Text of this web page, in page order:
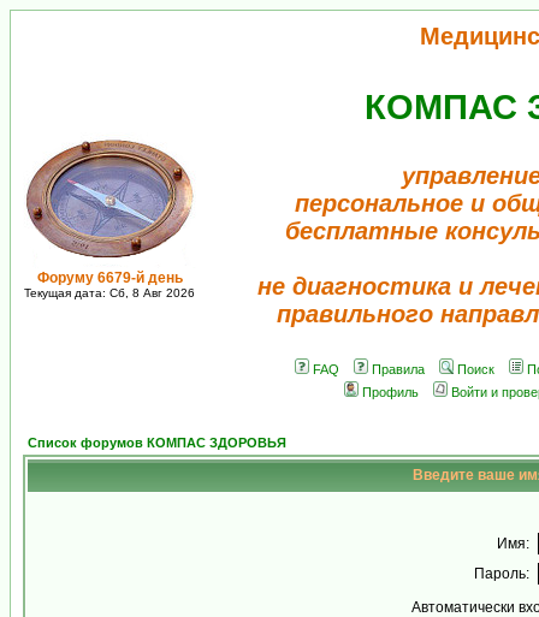
Форуму 6679-й день
Текущая дата: Сб, 8 Авг 2026
КОМПАС
персональное и
бесплатные
не диагностика и
правильного
FAQ Правила Поиск
Профиль
Войти и
Список форумов КОМПАС ЗДОРОВЬЯ
Введите ваше
Имя:
Пароль:
Автоматически